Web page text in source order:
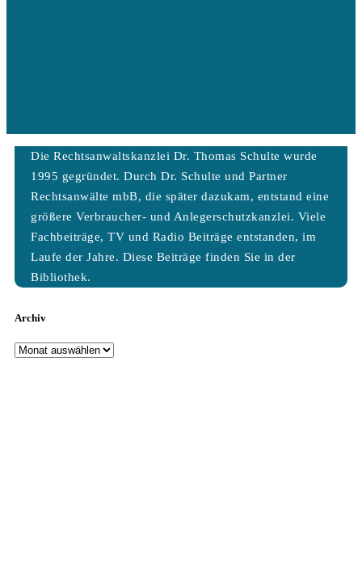
Die Rechtsanwaltskanzlei Dr. Thomas Schulte wurde
1995 gegründet. Durch Dr. Schulte und Partner
Rechtsanwälte mbB, die später dazukam, entstand eine
größere Verbraucher- und Anlegerschutzkanzlei. Viele
Fachbeiträge, TV und Radio Beiträge entstanden, im
Laufe der Jahre. Diese Beiträge finden Sie in der
Bibliothek.
Archiv
Archiv